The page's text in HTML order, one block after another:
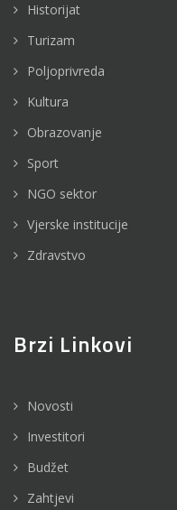
Historijat
Turizam
Poljoprivreda
Kultura
Obrazovanje
Sport
NGO sektor
Vjerske institucije
Zdravstvo
Brzi Linkovi
Novosti
Investitori
Budžet
Zahtjevi